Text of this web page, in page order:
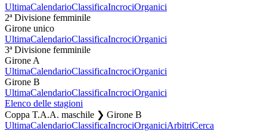
UltimaCalendarioClassificaIncrociOrganici
2ª Divisione femminile
Girone unico
UltimaCalendarioClassificaIncrociOrganici
3ª Divisione femminile
Girone A
UltimaCalendarioClassificaIncrociOrganici
Girone B
UltimaCalendarioClassificaIncrociOrganici
Elenco delle stagioni
Coppa T.A.A. maschile ❯ Girone B
UltimaCalendarioClassificaIncrociOrganiciArbitriCerca